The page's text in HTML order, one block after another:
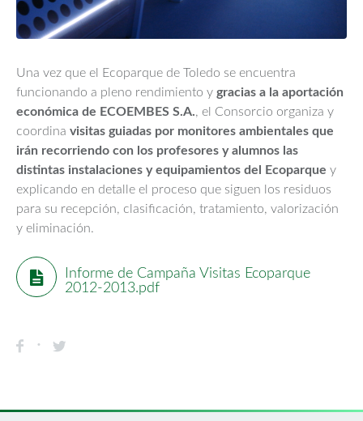
Una vez que el Ecoparque de Toledo se encuentra
funcionando a pleno rendimiento y gracias a la aportación
económica de ECOEMBES S.A., el Consorcio organiza y
coordina visitas guiadas por monitores ambientales que
irán recorriendo con los profesores y alumnos las
distintas instalaciones y equipamientos del Ecoparque y
explicando en detalle el proceso que siguen los residuos
para su recepción, clasificación, tratamiento, valorización
y eliminación.
Informe de Campaña Visitas Ecoparque
2012-2013.pdf